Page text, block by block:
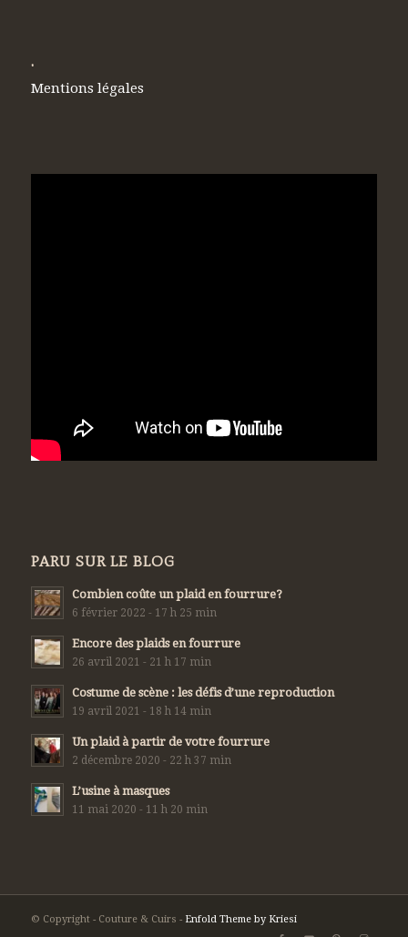
.
Mentions légales
PARU SUR LE BLOG
Combien coûte un plaid en fourrure?
6 février 2022 - 17 h 25 min
Encore des plaids en fourrure
26 avril 2021 - 21 h 17 min
Costume de scène : les défis d’une reproduction
19 avril 2021 - 18 h 14 min
Un plaid à partir de votre fourrure
2 décembre 2020 - 22 h 37 min
L’usine à masques
11 mai 2020 - 11 h 20 min
© Copyright - Couture & Cuirs - Enfold Theme by Kriesi